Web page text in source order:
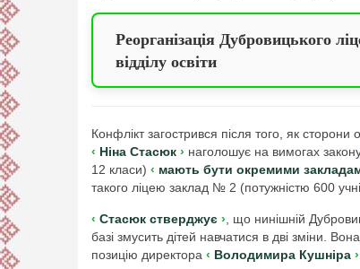
Реорганізація Дубровицького
відділу освіти
Конфлікт загострився після того, як сторони
Ніна Стасюк
наголошує на вимогах
12 класи)
мають бути окремими
такого ліцею заклад № 2 (потужністю 600
Стасюк стверджує
, що нинішній
базі змусить дітей навчатися в дві зміни.
позицію директора
Володимира Кушніра